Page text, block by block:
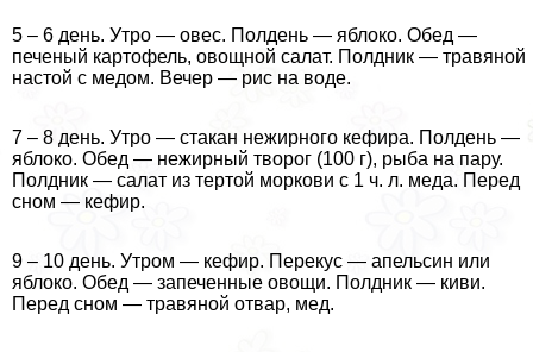
5 – 6 день. Утро — овес. Полдень — яблоко. Обед —
печеный картофель, овощной салат. Полдник — травяной
настой с медом. Вечер — рис на воде.
7 – 8 день. Утро — стакан нежирного кефира. Полдень —
яблоко. Обед — нежирный творог (100 г), рыба на пару.
Полдник — салат из тертой моркови с 1 ч. л. меда. Перед
сном — кефир.
9 – 10 день. Утром — кефир. Перекус — апельсин или
яблоко. Обед — запеченные овощи. Полдник — киви.
Перед сном — травяной отвар, мед.